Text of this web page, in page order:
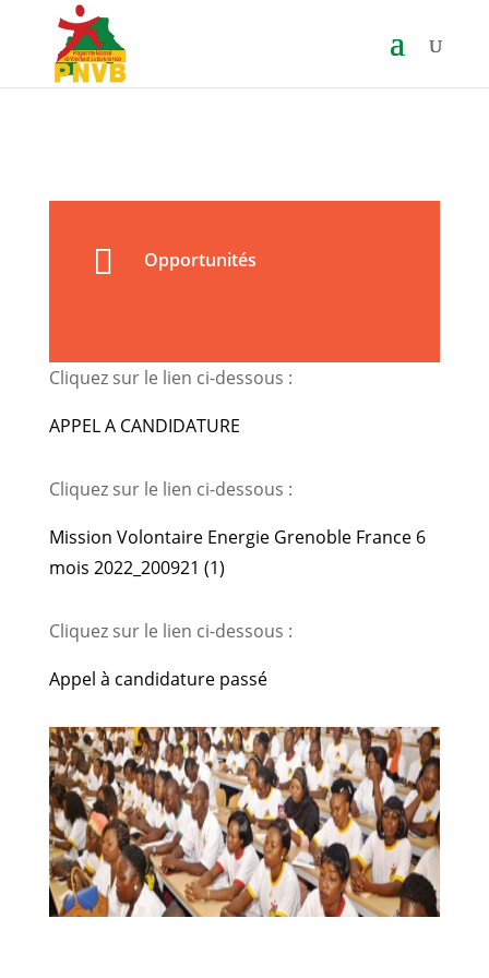
 Opportunités
Cliquez sur le lien ci-dessous :
APPEL A CANDIDATURE
Cliquez sur le lien ci-dessous :
Mission Volontaire Energie Grenoble France 6
mois 2022_200921 (1)
Cliquez sur le lien ci-dessous :
Appel à candidature passé